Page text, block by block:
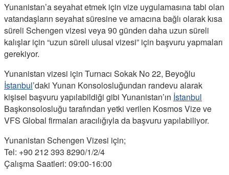
Yunanistan’a seyahat etmek için vize uygulamasına tabi olan
vatandaşların seyahat süresine ve amacına bağlı olarak kısa
süreli Schengen vizesi veya 90 günden daha uzun süreli
kalışlar için “uzun süreli ulusal vizesi” için başvuru yapmaları
gerekiyor.
Yunanistan vizesi için Turnacı Sokak No 22, Beyoğlu
İstanbul’daki Yunan Konsolosluğundan randevu alarak
kişisel başvuru yapılabildiği gibi Yunanistan’ın İstanbul
Başkonsolosluğu tarafından yetki verilen Kosmos Vize ve
VFS Global firmaları aracılığıyla da başvuru yapılabiliyor.
Yunanistan Schengen Vizesi için;
Tel: +90 212 393 8290/1/2/4
Çalışma Saatleri: 09:00-16:00